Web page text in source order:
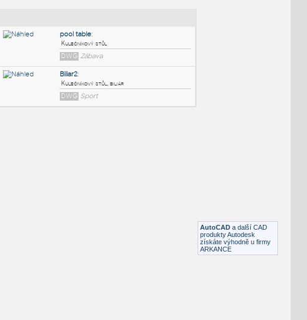
Sport
AutoCAD a další CAD
produkty Autodesk
získáte výhodně u firmy
ARKANCE